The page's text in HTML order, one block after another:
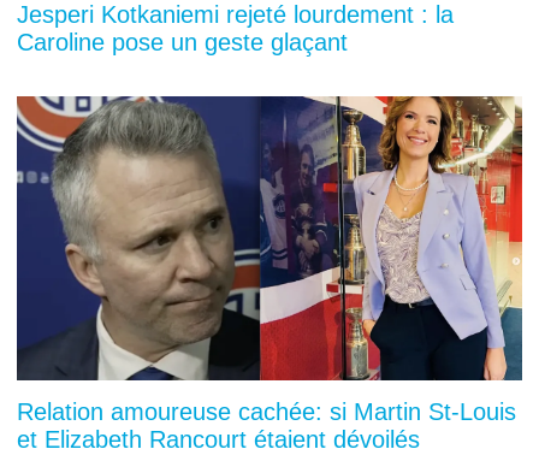
Jesperi Kotkaniemi rejeté lourdement : la
Caroline pose un geste glaçant
Relation amoureuse cachée: si Martin St-Louis
et Elizabeth Rancourt étaient dévoilés